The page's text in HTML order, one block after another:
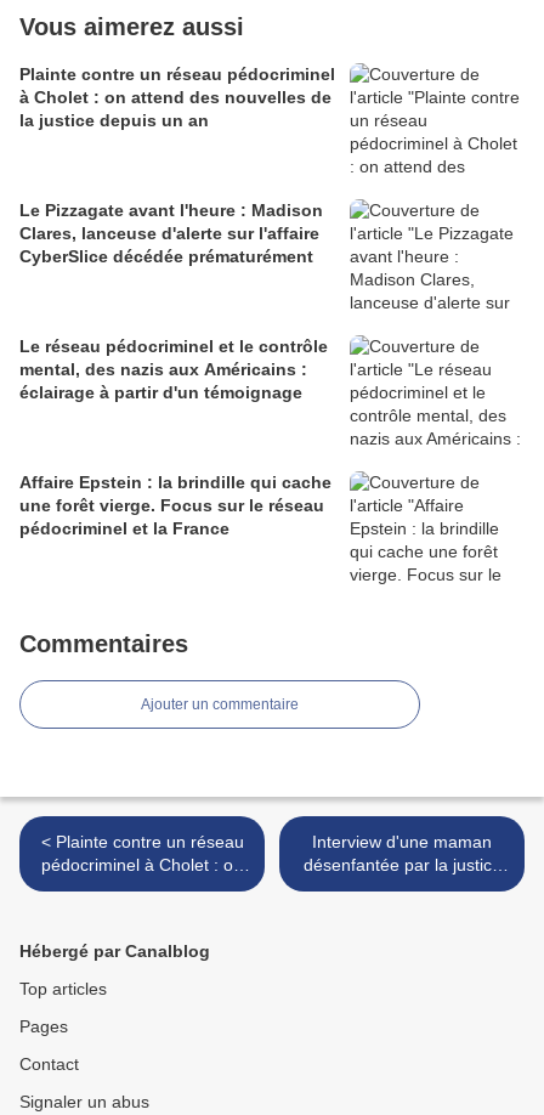
Vous aimerez aussi
Plainte contre un réseau pédocriminel
à Cholet : on attend des nouvelles de
la justice depuis un an
Le Pizzagate avant l'heure : Madison
Clares, lanceuse d'alerte sur l'affaire
CyberSlice décédée prématurément
Le réseau pédocriminel et le contrôle
mental, des nazis aux Américains :
éclairage à partir d'un témoignage
Affaire Epstein : la brindille qui cache
une forêt vierge. Focus sur le réseau
pédocriminel et la France
Commentaires
Ajouter un commentaire
< Plainte contre un réseau
pédocriminel à Cholet : on
attend des nouvelles de la
Interview d'une maman
désenfantée par la justice
et les services sociaux :
Hébergé par Canalblog
Top articles
Pages
Contact
Signaler un abus